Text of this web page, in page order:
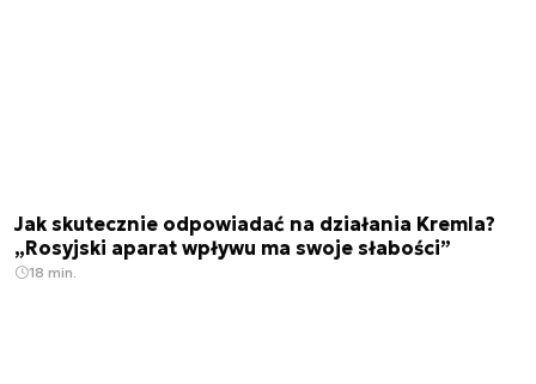
Jak skutecznie odpowiadać na działania Kremla?
„Rosyjski aparat wpływu ma swoje słabości”
18 min.